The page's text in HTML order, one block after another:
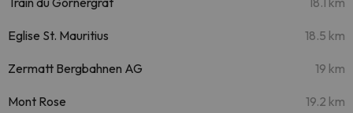
Eglise St. Mauritius 18.5 km
Zermatt Bergbahnen AG 19 km
Mont Rose 19.2 km